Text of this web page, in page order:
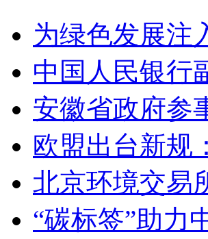
为绿色发展
中国人民银行
安徽省政府参
欧盟出台新规
北京环境交易
“碳标签”助力